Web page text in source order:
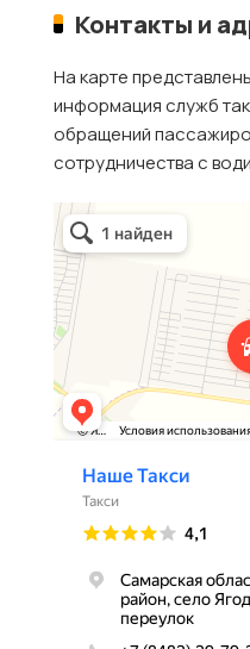
Контакты и
На карте
информация служб
обращений
сотрудничества с